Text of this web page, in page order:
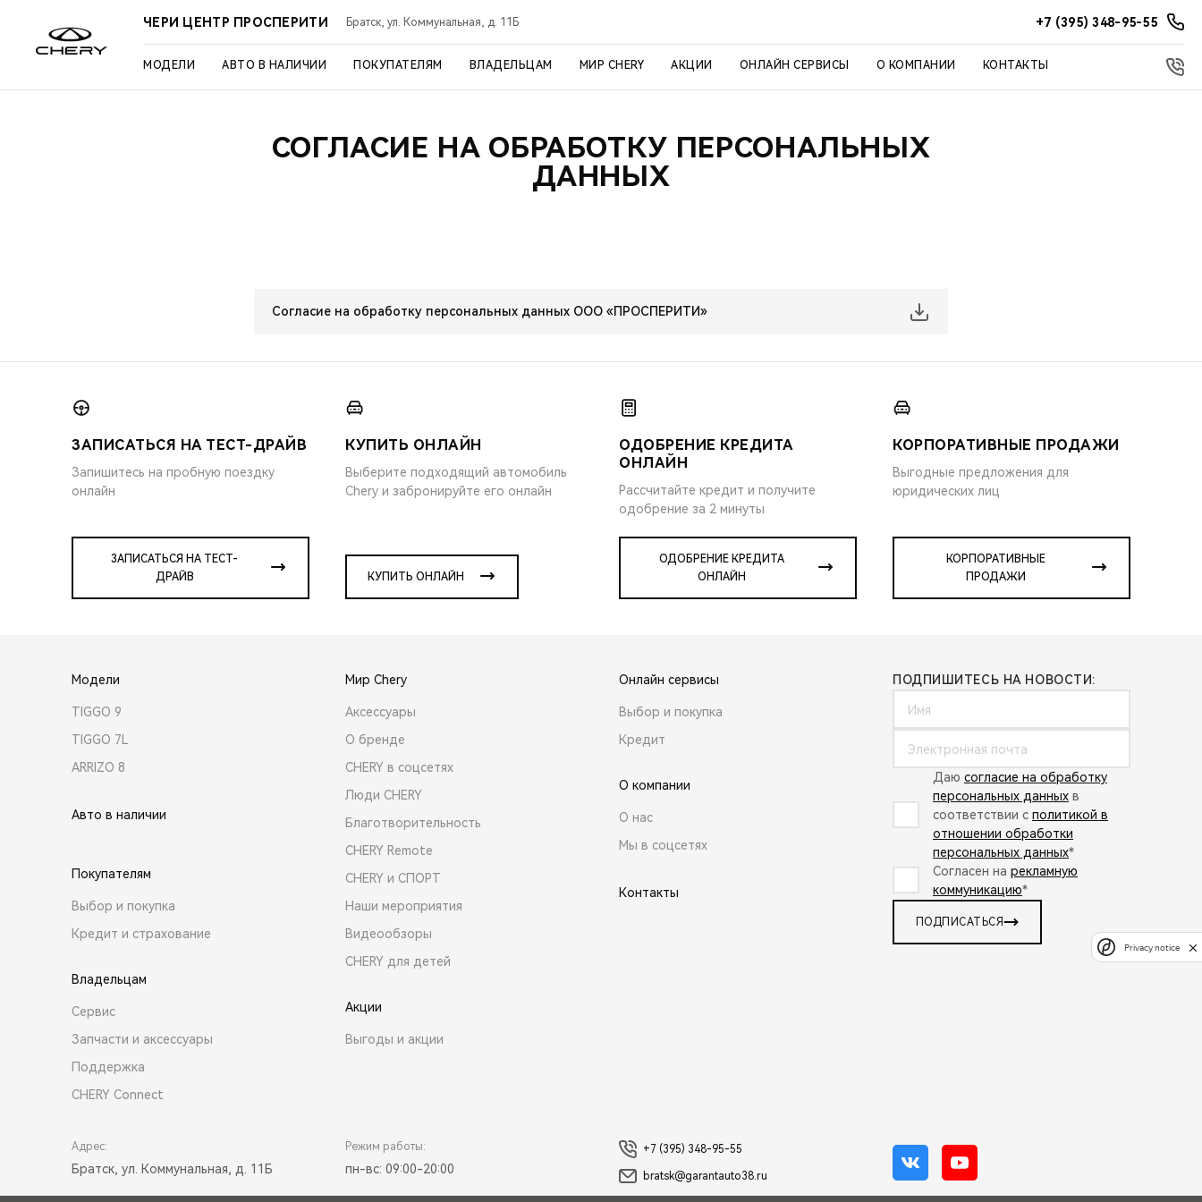
ЧЕРИ ЦЕНТР ПРОСПЕРИТИ Братск, ул. Коммунальная, д. 11Б +7 (395) 348-95-55
МОДЕЛИ АВТО В НАЛИЧИИ ПОКУПАТЕЛЯМ ВЛАДЕЛЬЦАМ МИР CHERY АКЦИИ ОНЛАЙН СЕРВИСЫ О КОМПАНИИ КОНТАКТЫ
СОГЛАСИЕ НА ОБРАБОТКУ ПЕРСОНАЛЬНЫХ
ДАННЫХ
Согласие на обработку персональных данных ООО «ПРОСПЕРИТИ»
ЗАПИСАТЬСЯ НА ТЕСТ-ДРАЙВ
Запишитесь на пробную поездку
онлайн
ЗАПИСАТЬСЯ НА ТЕСТ-
ДРАЙВ
КУПИТЬ ОНЛАЙН
Выберите подходящий автомобиль
Chery и забронируйте его онлайн
КУПИТЬ ОНЛАЙН
ОДОБРЕНИЕ КРЕДИТА
ОНЛАЙН
Рассчитайте кредит и получите
одобрение за 2 минуты
ОДОБРЕНИЕ КРЕДИТА
ОНЛАЙН
КОРПОРАТИВНЫЕ ПРОДАЖИ
Выгодные предложения для
юридических лиц
КОРПОРАТИВНЫЕ
ПРОДАЖИ
Модели
TIGGO 9
TIGGO 7L
ARRIZO 8
Авто в наличии
Покупателям
Выбор и покупка
Кредит и страхование
Владельцам
Сервис
Запчасти и аксессуары
Поддержка
CHERY Connect
Мир Chery
Аксессуары
О бренде
CHERY в соцсетях
Люди CHERY
Благотворительность
CHERY Remote
CHERY и СПОРТ
Наши мероприятия
Видеообзоры
CHERY для детей
Акции
Выгоды и акции
Онлайн сервисы
Выбор и покупка
Кредит
О компании
О нас
Мы в соцсетях
Контакты
ПОДПИШИТЕСЬ НА НОВОСТИ:
Даю согласие на обработку
персональных данных в
соответствии с политикой в
отношении обработки
персональных данных*
Согласен на рекламную
коммуникацию*
ПОДПИСАТЬСЯ
Адрес:
Братск, ул. Коммунальная, д. 11Б
Режим работы:
пн-вс: 09:00-20:00
+7 (395) 348-95-55
bratsk@garantauto38.ru
Privacy notice